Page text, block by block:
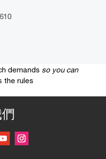
demands so you can
the rules